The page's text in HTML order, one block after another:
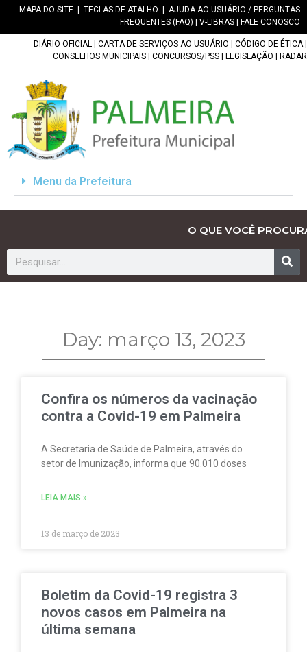
MAPA DO SITE TECLAS DE ATALHO
AJUDA AO USUÁRIO / PERGUNTAS
FREQUENTES (FAQ)
V-LIBRAS FALE CONOSCO
DIÁRIO OFICIAL CARTA DE SERVIÇOS AO USUÁRIO CÓDIGO DE ÉTICA|
CONSELHOS MUNICIPAIS
CONCURSOS/PSS LEGISLAÇÃO RADAR
Menu da Prefeitura
O QUE VOCÊ
Day: março 13, 2023
Confira os números da vacinação
contra a Covid-19 em Palmeira
A Secretaria de Saúde de Palmeira, através do
setor de Imunização, informa que 90.010 doses
LEIA MAIS »
13 de março de 2023
Boletim da Covid-19 registra 3
novos casos em Palmeira na
última semana